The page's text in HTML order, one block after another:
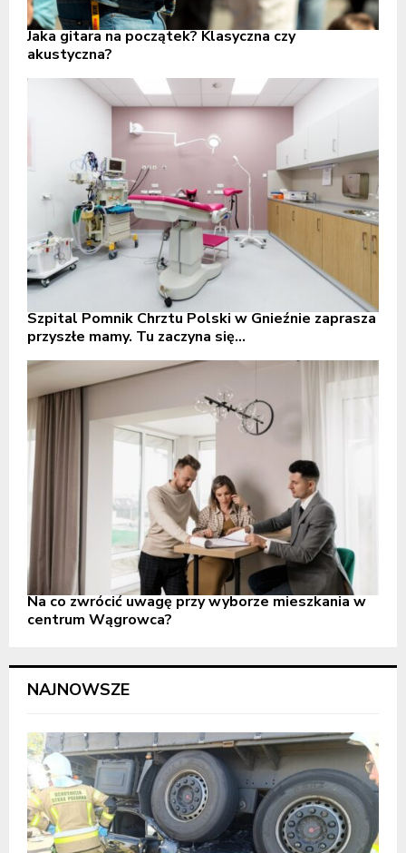
Jaka gitara na początek? Klasyczna czy
akustyczna?
Szpital Pomnik Chrztu Polski w Gnieźnie zaprasza
przyszłe mamy. Tu zaczyna się...
Na co zwrócić uwagę przy wyborze mieszkania w
centrum Wągrowca?
NAJNOWSZE